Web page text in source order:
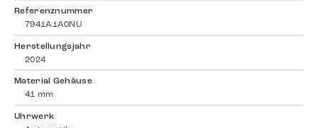
Referenznummer
7941A1A0NU
Herstellungsjahr
2024
Material Gehäuse
41 mm
Uhrwerk